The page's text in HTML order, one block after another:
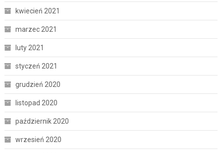
kwiecień 2021
marzec 2021
luty 2021
styczeń 2021
grudzień 2020
listopad 2020
październik 2020
wrzesień 2020